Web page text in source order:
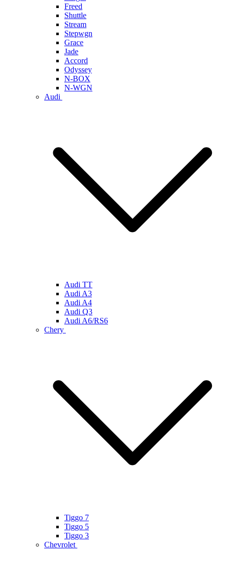
Freed
Shuttle
Stream
Stepwgn
Grace
Jade
Accord
Odyssey
N-BOX
N-WGN
Audi
Audi TT
Audi A3
Audi A4
Audi Q3
Audi A6/RS6
Chery
Tiggo 7
Tiggo 5
Tiggo 3
Chevrolet